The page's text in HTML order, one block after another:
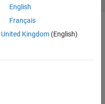
English
Français
United Kingdom(English)